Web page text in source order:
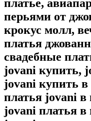
платье,
перьями от
крокус молл,
платья
свадебные
jovani купить,
jovani купить в
платья jovani в
jovani платья в